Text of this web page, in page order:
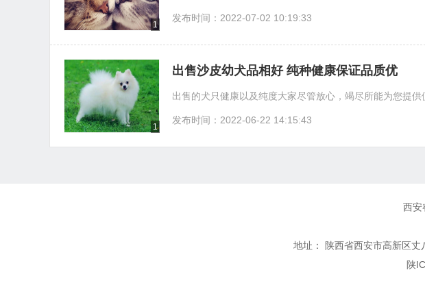
1
发布时间：2022-07-02 10:19:33
1
出售沙皮幼犬品相好 纯种健康保证品质优
出售的犬只健康以及纯度大家尽管放心，竭尽所能为您提
发布时间：2022-06-22 14:15:43
西安
地址： 陕西省西安市高新区
陕